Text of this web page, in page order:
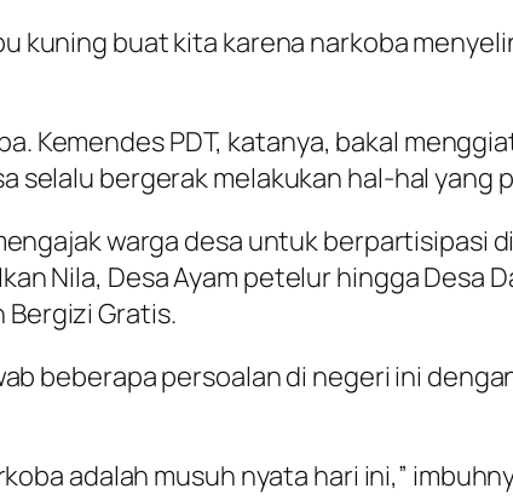
kuning buat kita karena narkoba
Kemendes PDT, katanya, bakal
selalu bergerak melakukan hal-hal yang
warga desa untuk berpartisipasi
Nila, Desa Ayam petelur hingga Desa
Bergizi Gratis.
beberapa persoalan di negeri ini
adalah musuh nyata hari ini,”